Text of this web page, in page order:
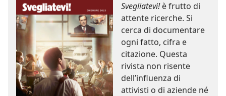
Svegliatevi!è frutto di
attente ricerche. Si
cerca di documentare
ogni fatto, cifra e
citazione. Questa
rivista non risente
dell’influenza di
attivisti o di aziende né